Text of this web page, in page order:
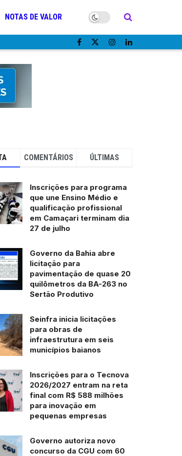
NOTAS DE VALOR
COMENTÁRIOS ÚLTIMAS
Inscrições para programa
que une Ensino Médio e
qualificação profissional
em Camaçari terminam dia
27 de julho
Governo da Bahia abre
licitação para
pavimentação de quase 20
quilômetros da BA-263 no
Sertão Produtivo
Seinfra inicia licitações
para obras de
infraestrutura em seis
municípios baianos
Inscrições para o Tecnova
2026/2027 entram na reta
final com R$ 588 milhões
para inovação em
pequenas empresas
Governo autoriza novo
concurso da CGU com 60